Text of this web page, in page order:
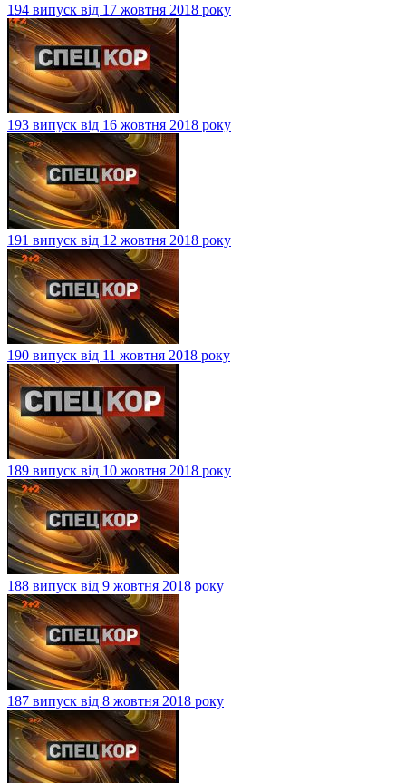
194 випуск від 17 жовтня 2018 року
193 випуск від 16 жовтня 2018 року
191 випуск від 12 жовтня 2018 року
190 випуск від 11 жовтня 2018 року
189 випуск від 10 жовтня 2018 року
188 випуск від 9 жовтня 2018 року
187 випуск від 8 жовтня 2018 року